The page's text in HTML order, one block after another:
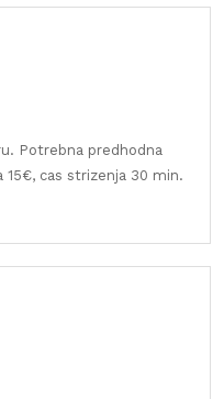
Potrebna predhodna
15€, cas strizenja 30 min.